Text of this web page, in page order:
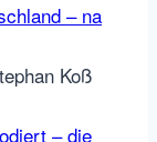
– na
Koß
– die